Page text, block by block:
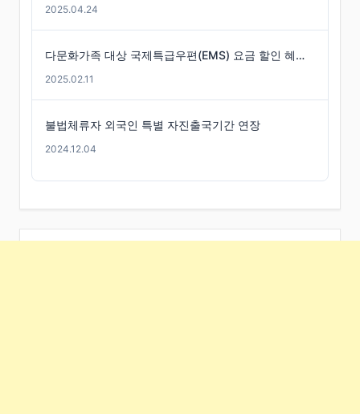
2025.04.24
다문화가족 대상 국제특급우편(EMS) 요금 할인 혜택 -경기도
2025.02.11
불법체류자 외국인 특별 자진출국기간 연장
2024.12.04